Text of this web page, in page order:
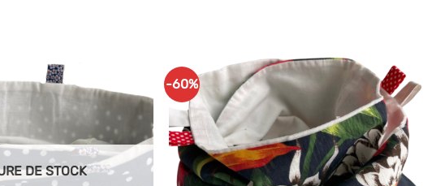
à mes
articles
favoris
DE STOCK
-60%
Ajouter
à mes
articles
favoris